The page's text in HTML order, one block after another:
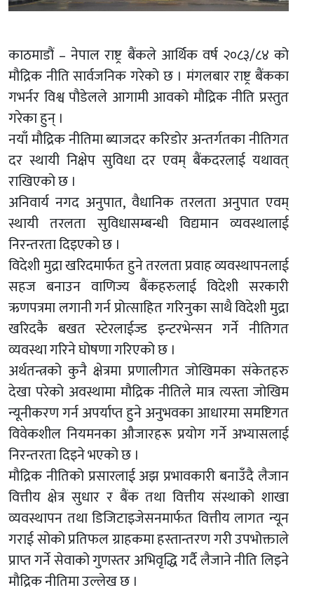
काठमाडौं – नेपाल राष्ट्र बैंकले आर्थिक वर्ष २०८३/८४ को
मौद्रिक नीति सार्वजनिक गरेको छ । मंगलबार राष्ट्र बैंकका
गभर्नर विश्व पौडेलले आगामी आवको मौद्रिक नीति प्रस्तुत
गरेका हुन् ।
नयाँ मौद्रिक नीतिमा ब्याजदर करिडोर अन्तर्गतका नीतिगत
दर स्थायी निक्षेप सुविधा दर एवम् बैंकदरलाई यथावत्
राखिएको छ ।
अनिवार्य नगद अनुपात, वैधानिक तरलता अनुपात एवम्
स्थायी तरलता सुविधासम्बन्धी विद्यमान व्यवस्थालाई
निरन्तरता दिइएको छ ।
विदेशी मुद्रा खरिदमार्फत हुने तरलता प्रवाह व्यवस्थापनलाई
सहज बनाउन वाणिज्य बैंकहरुलाई विदेशी सरकारी
ऋणपत्रमा लगानी गर्न प्रोत्साहित गरिनुका साथै विदेशी मुद्रा
खरिदकै बखत स्टेरलाईज्ड इन्टरभेन्सन गर्ने नीतिगत
व्यवस्था गरिने घोषणा गरिएको छ ।
अर्थतन्त्रको कुनै क्षेत्रमा प्रणालीगत जोखिमका संकेतहरु
देखा परेको अवस्थामा मौद्रिक नीतिले मात्र त्यस्ता जोखिम
न्यूनीकरण गर्न अपर्याप्त हुने अनुभवका आधारमा समष्टिगत
विवेकशील नियमनका औजारहरू प्रयोग गर्ने अभ्यासलाई
निरन्तरता दिइने भएको छ ।
मौद्रिक नीतिको प्रसारलाई अझ प्रभावकारी बनाउँदै लैजान
वित्तीय क्षेत्र सुधार र बैंक तथा वित्तीय संस्थाको शाखा
व्यवस्थापन तथा डिजिटाइजेसनमार्फत वित्तीय लागत न्यून
गराई सोको प्रतिफल ग्राहकमा हस्तान्तरण गरी उपभोक्ताले
प्राप्त गर्ने सेवाको गुणस्तर अभिवृद्धि गर्दै लैजाने नीति लिइने
मौद्रिक नीतिमा उल्लेख छ ।